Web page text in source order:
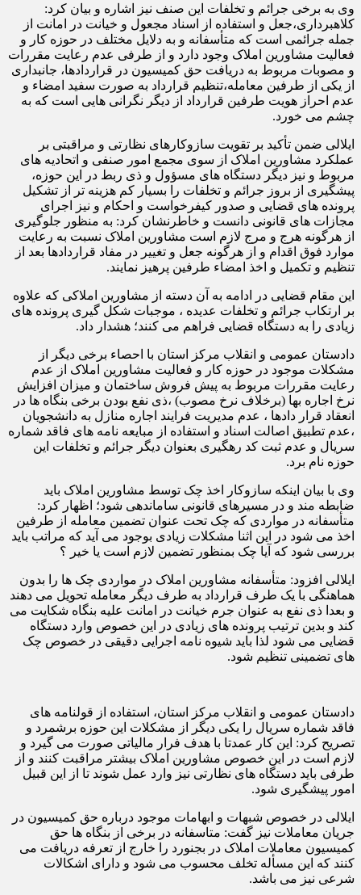
وی به برخی جرائم و تخلفات این صنف نیز اشاره و بیان کرد:
کلاهبرداری،جعل و استفاده از اسناد مجعول و خیانت در امانت از
جمله جرائمی است که متأسفانه و به دلایل مختلف در حوزه کار و
فعالیت مشاورین املاک وجود دارد و از طرفی عدم رعایت مقررات
و مصوبات مربوط به دریافت حق کمیسیون در قراردادها، جانبداری
از یکی از طرفین معامله،تنظیم قرارداد به صورت سفید امضاء و
عدم احراز هویت طرفین قرارداد از دیگر نگرانی هایی است که به
چشم می خورد.
ایلالی ضمن تأکید بر تقویت سازوکارهای نظارتی و مراقبتی بر
عملکرد مشاورین املاک از سوی مجمع امور صنفی و اتحادیه های
مربوط و نیز دیگر دستگاه های مسؤول و ذی ربط در این حوزه،
پیشگیری از بروز جرائم و تخلفات را بسیار کم هزینه تر از تشکیل
پرونده های قضایی و صدور کیفرخواست و احکام و نیز اجرای
مجازات های قانونی دانست و خاطرنشان کرد: به منظور جلوگیری
از هرگونه هرج و مرج لازم است مشاورین املاک نسبت به رعایت
موارد فوق اقدام و از هرگونه جعل و تغییر در مفاد قراردادها بعد از
تنظیم و تکمیل و اخذ امضاء طرفین پرهیز نمایند.
این مقام قضایی در ادامه به آن دسته از مشاورین املاکی که علاوه
بر ارتکاب جرائم و تخلفات عدیده ، موجبات شکل گیری پرونده های
زیادی را به دستگاه قضایی فراهم می کنند؛ هشدار داد.
دادستان عمومی و انقلاب مرکز استان با احصاء برخی دیگر از
مشکلات موجود در حوزه کار و فعالیت مشاورین املاک از عدم
رعایت مقررات مربوط به پیش فروش ساختمان و میزان افزایش
نرخ اجاره بها (برخلاف نرخ مصوب) ،ذی نفع بودن برخی بنگاه ها در
انعقاد قرار دادها ، عدم مدیریت فرایند اجاره منازل به دانشجویان
،عدم تطبیق اصالت اسناد و استفاده از مبایعه نامه های فاقد شماره
سریال و عدم ثبت کد رهگیری بعنوان دیگر جرائم و تخلفات این
حوزه نام برد.
وی با بیان اینکه سازوکار اخذ چک توسط مشاورین املاک باید
ضابطه مند و در مسیرهای قانونی ساماندهی شود؛ اظهار کرد:
متأسفانه در مواردی که چک تحت عنوان تضمین معامله از طرفین
اخذ می شود در این اثنا مشکلات زیادی بوجود می آید که مراتب باید
بررسی شود که آیا چک بمنظور تضمین لازم است یا خیر ؟
ایلالی افزود: متأسفانه مشاورین املاک در مواردی چک ها را بدون
هماهنگی با یک طرف قرارداد به طرف دیگر معامله تحویل می دهند
و بعدا ذی نفع به عنوان جرم خیانت در امانت علیه بنگاه شکایت می
کند و بدین ترتیب پرونده های زیادی در این خصوص وارد دستگاه
قضایی می شود لذا باید شیوه نامه اجرایی دقیقی در خصوص چک
های تضمینی تنظیم شود.
دادستان عمومی و انقلاب مرکز استان، استفاده از قولنامه های
فاقد شماره سریال را یکی دیگر از مشکلات این حوزه برشمرد و
تصریح کرد: این کار عمدتا با هدف فرار مالیاتی صورت می گیرد و
لازم است در این خصوص مشاورین املاک بیشتر مراقبت کنند و از
طرفی باید دستگاه های نظارتی نیز وارد عمل شوند تا از این قبیل
امور پیشگیری شود.
ایلالی در خصوص شبهات و ابهامات موجود درباره حق کمیسیون در
جریان معاملات نیز گفت: متاسفانه در برخی از بنگاه ها حق
کمیسیون معاملات املاک در بجنورد را خارج از تعرفه دریافت می
کنند که این مسأله تخلف محسوب می شود و دارای اشکالات
شرعی نیز می باشد.